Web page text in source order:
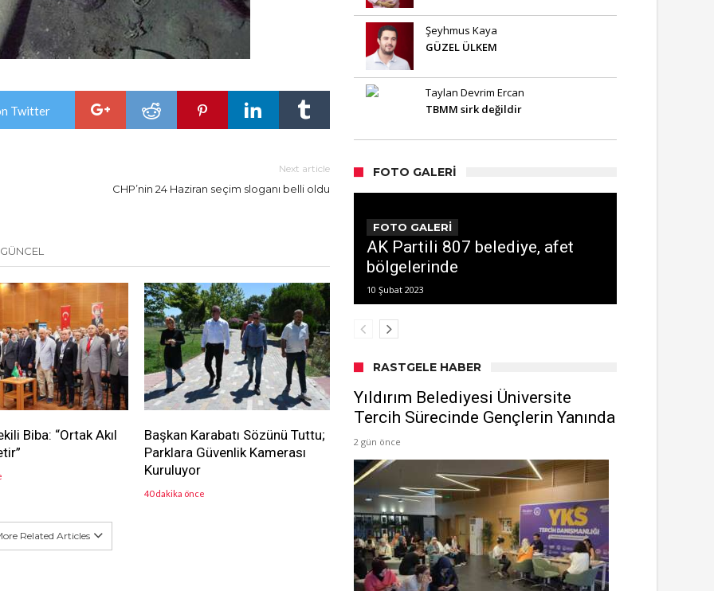
Twitter
Next article
CHP’nin 24 Haziran seçim sloganı belli oldu
Biba: “Ortak Akıl
Başkan Karabatı Sözünü Tuttu;
Parklara Güvenlik Kamerası
Kuruluyor
40 dakika önce
Related Articles
Şeyhmus Kaya
GÜZEL ÜLKEM
Taylan Devrim Ercan
TBMM sirk değildir
FOTO GALERI
FOTO GALERİ
AK Partili 807 belediye, afet
bölgelerinde
10 Şubat 2023
RASTGELE HABER
Yıldırım Belediyesi Üniversite
Tercih Sürecinde Gençlerin Yanında
2 gün önce